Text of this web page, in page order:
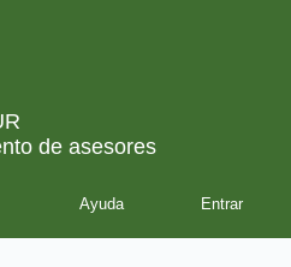
de asesores
Ayuda